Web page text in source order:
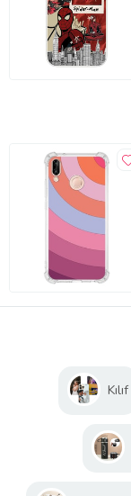
Kılıf